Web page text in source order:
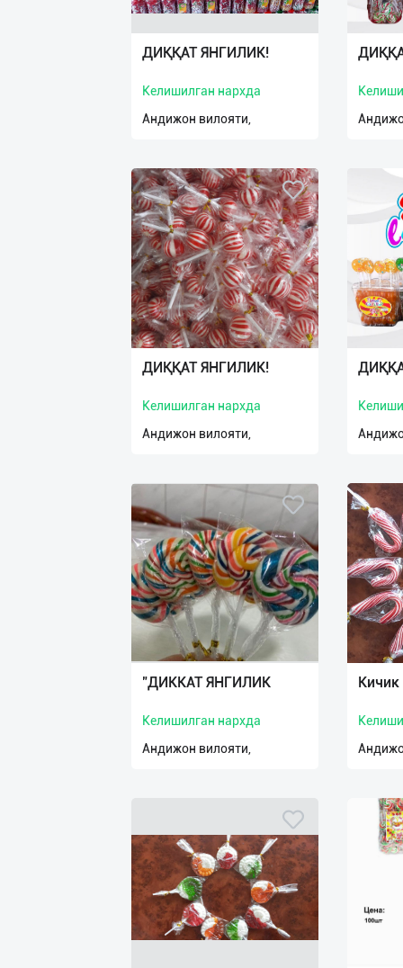
ДИҚҚАТ ЯНГИЛИК!
Келишилган нархда
Андижон вилояти,
ДИҚҚАТ ЯНГИЛИК!
Келишилган нархда
Андижон вилояти,
"ДИККАТ ЯНГИЛИК
Келишилган нархда
Андижон вилояти,
Кичик